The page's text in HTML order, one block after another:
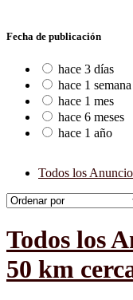
Fecha de publicación
hace 3 días
hace 1 semana
hace 1 mes
hace 6 meses
hace 1 año
Todos los
Todos los
50 km